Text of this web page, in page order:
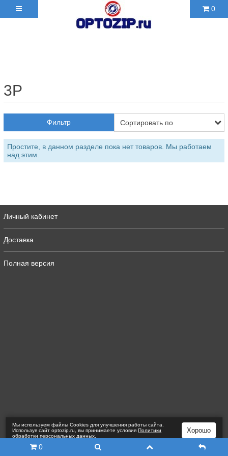
0
3P
Фильтр
Простите, в данном разделе пока нет товаров. Мы работаем
над этим.
Личный кабинет
Доставка
Полная версия
0
Мы используем файлы Сookies для улучшения работы сайта.
Используя сайт optozip.ru, вы принимаете условияПолитики
обработки персональных данных
Хорошо